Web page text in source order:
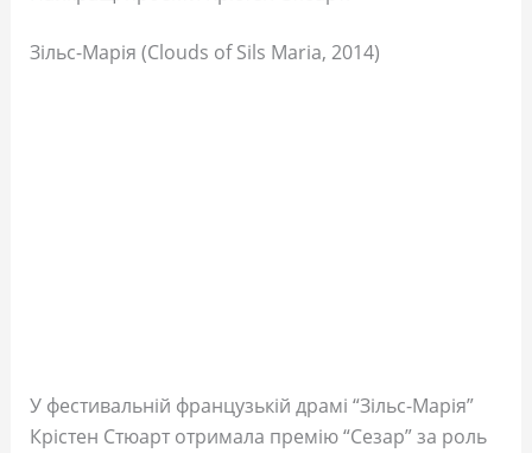
Зільс-Марія (Clouds of Sils Maria, 2014)
У фестивальній французькій драмі “Зільс-Марія”
Крістен Стюарт отримала премію “Сезар” за роль